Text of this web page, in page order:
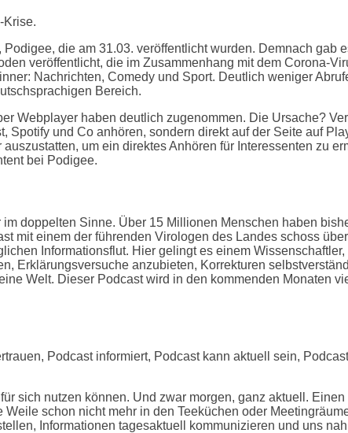
Krise.
die am 31.03. veröffentlicht wurden. Demnach gab
veröffentlicht, die im Zusammenhang mit dem Corona-
Nachrichten, Comedy und Sport. Deutlich weniger
Bereich.
Webplayer haben deutlich zugenommen. Die Ursache?
und Co anhören, sondern direkt auf der Seite auf
um ein direktes Anhören für Interessenten zu
bei Podigee.
doppelten Sinne. Über 15 Millionen Menschen haben
mit einem der führenden Virologen des Landes schoss
Informationsflut. Hier gelingt es einem
Erklärungsversuche anzubieten, Korrekturen
Welt. Dieser Podcast wird in den kommenden Monaten
Podcast informiert, Podcast kann aktuell sein,
sich nutzen können. Und zwar morgen, ganz aktuell.
schon nicht mehr in den Teeküchen oder
Informationen tagesaktuell kommunizieren und uns